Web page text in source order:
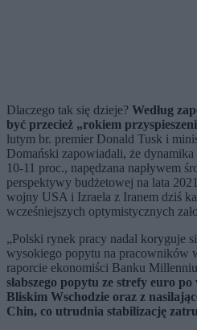
Dlaczego tak się dzieje? Według
być przecież „rokiem
lutym br. premier Donald Tusk i
Domański zapowiadali, że
10-11 proc., napędzana napływem
perspektywy budżetowej na lata
wojny USA i Izraela z Iranem dziś
wcześniejszych optymistycznych
„Polski rynek pracy nadal koryguje
wysokiego popytu na pracowników
raporcie ekonomiści Banku
słabszego popytu ze strefy euro
Bliskim Wschodzie oraz z
Chin, co utrudnia stabilizację